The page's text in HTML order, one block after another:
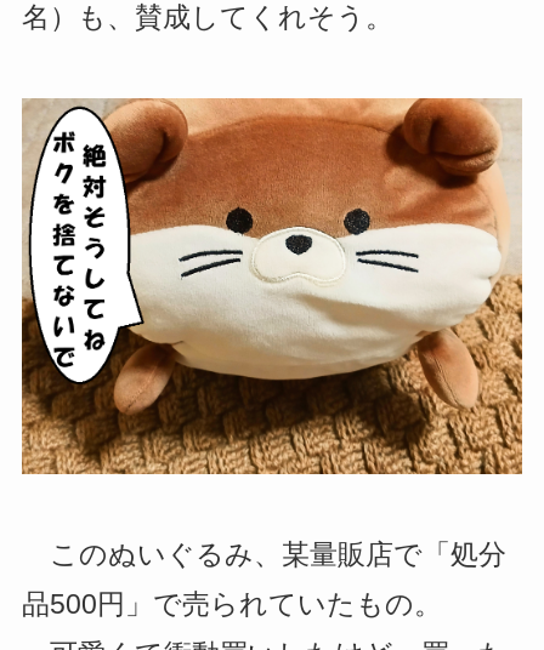
名）も、賛成してくれそう。
このぬいぐるみ、某量販店で「処分
品500円」で売られていたもの。